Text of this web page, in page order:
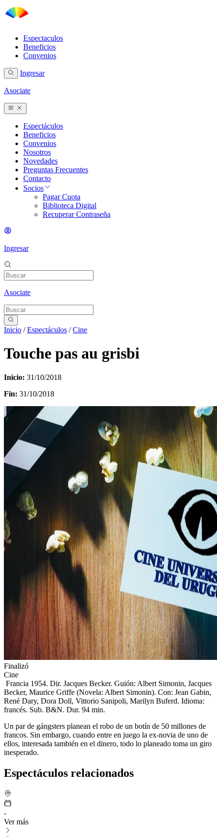
Espectaculos
Beneficios
Convenios
Ingresar
Asociate
Espectáculos
Beneficios
Convenios
Nosotros
Novedades
Preguntas Frecuentes
Contacto
Socios
Pagar Cuota
Biblioteca Digital
Recuperar Contraseña
Ingresar
Asociate
Inicio /Espectáculos /Cine
Touche pas au grisbi
Inicio: 31/10/2018
Fin: 31/10/2018
Finalizó
Cine
Francia 1954. Dir. Jacques Becker. Guión: Albert Simonin, Jacques
Becker, Maurice Griffe (Novela: Albert Simonin). Con: Jean Gabin,
René Dary, Dora Doll, Vittorio Sanipoli, Marilyn Buferd. Idioma:
francés. Sub. B&N. Dur. 94 min.
Un par de gángsters planean el robo de un botín de 50 millones de
francos. Sin embargo, cuando entre en juego la ex-novia de uno de
ellos, interesada también en el dinero, todo lo planeado toma un giro
inesperado.
Espectáculos relacionados
-
Ver más